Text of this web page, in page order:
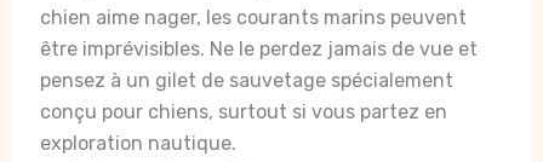
chien aime nager, les courants marins peuvent
être imprévisibles. Ne le perdez jamais de vue et
pensez à un gilet de sauvetage spécialement
conçu pour chiens, surtout si vous partez en
exploration nautique.